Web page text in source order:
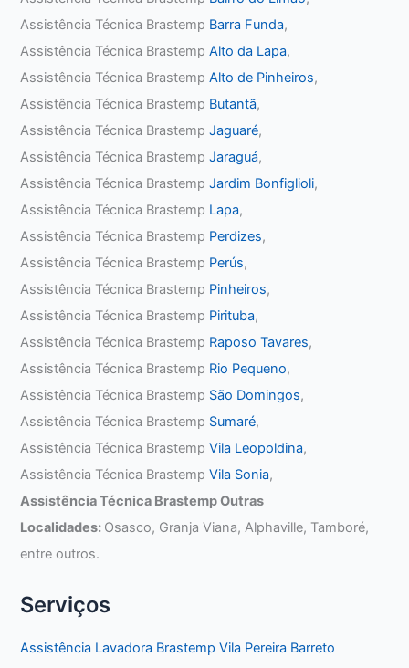
Assistência Técnica Brastemp Barra Funda,
Assistência Técnica BrastempAlto da Lapa,
Assistência Técnica BrastempAlto de Pinheiros,
Assistência Técnica Brastemp Butantã,
Assistência Técnica BrastempJaguaré,
Assistência Técnica BrastempJaraguá,
Assistência Técnica BrastempJardim Bonfiglioli,
Assistência Técnica Brastemp Lapa,
Assistência Técnica Brastemp Perdizes,
Assistência Técnica Brastemp Perús,
Assistência Técnica Brastemp Pinheiros,
Assistência Técnica Brastemp Pirituba,
Assistência Técnica Brastemp Raposo Tavares,
Assistência Técnica Brastemp Rio Pequeno,
Assistência Técnica Brastemp São Domingos,
Assistência Técnica Brastemp Sumaré,
Assistência Técnica BrastempVila Leopoldina,
Assistência Técnica BrastempVila Sonia,
Assistência Técnica Brastemp Outras
Localidades: Osasco, Granja Viana, Alphaville, Tamboré,
entre outros.
Serviços
Assistência Lavadora Brastemp Vila Pereira Barreto